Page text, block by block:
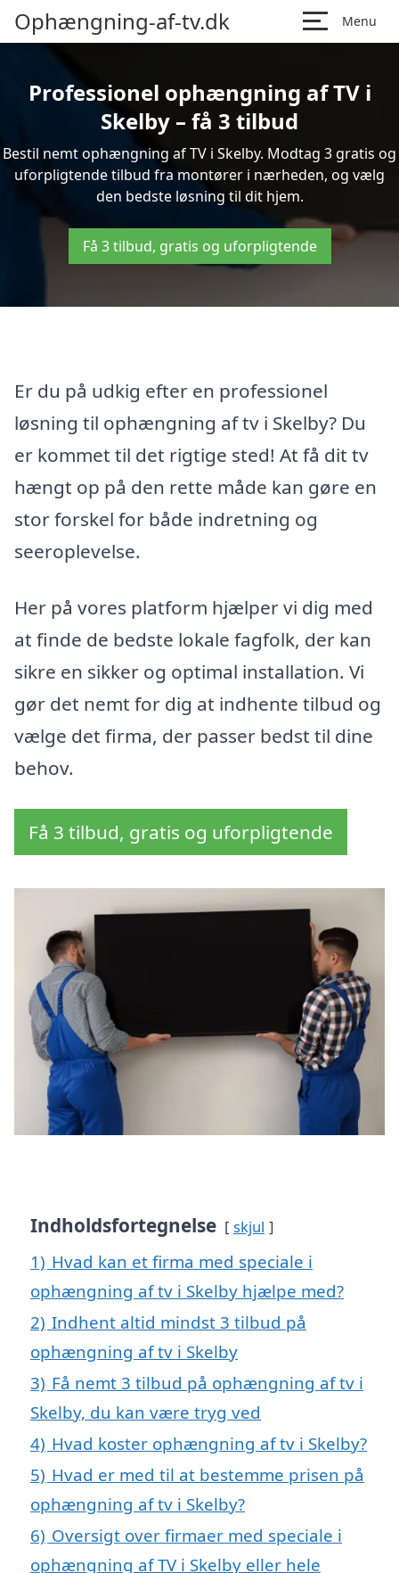
Ophængning-af-tv.dk Menu
Professionel ophængning af TV i
Skelby – få 3 tilbud
Bestil nemt ophængning af TV i Skelby. Modtag 3 gratis og
uforpligtende tilbud fra montører i nærheden, og vælg
den bedste løsning til dit hjem.
Få 3 tilbud, gratis og uforpligtende
Er du på udkig efter en professionel
løsning til ophængning af tv i Skelby? Du
er kommet til det rigtige sted! At få dit tv
hængt op på den rette måde kan gøre en
stor forskel for både indretning og
seeroplevelse.
Her på vores platform hjælper vi dig med
at finde de bedste lokale fagfolk, der kan
sikre en sikker og optimal installation. Vi
gør det nemt for dig at indhente tilbud og
vælge det firma, der passer bedst til dine
behov.
Få 3 tilbud, gratis og uforpligtende
Indholdsfortegnelse skjul
1) Hvad kan et firma med speciale i
ophængning af tv i Skelby hjælpe med?
2) Indhent altid mindst 3 tilbud på
ophængning af tv i Skelby
3) Få nemt 3 tilbud på ophængning af tv i
Skelby, du kan være tryg ved
4) Hvad koster ophængning af tv i Skelby?
5) Hvad er med til at bestemme prisen på
ophængning af tv i Skelby?
6) Oversigt over firmaer med speciale i
ophængning af TV i Skelby eller hele